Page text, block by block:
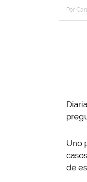
Por
Uno
de